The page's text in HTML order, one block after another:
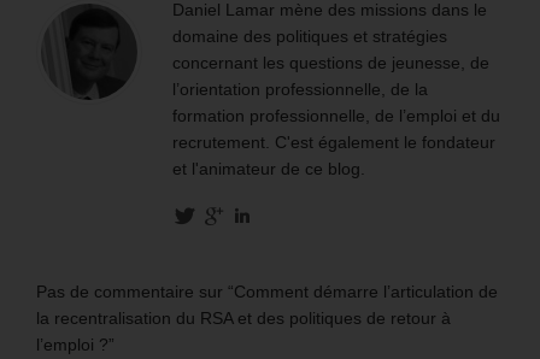
Daniel Lamar mène des missions dans le
domaine des politiques et stratégies
concernant les questions de jeunesse, de
l’orientation professionnelle, de la
formation professionnelle, de l’emploi et du
recrutement. C'est également le fondateur
et l'animateur de ce blog.
Pas de commentaire sur “Comment démarre l’articulation de
la recentralisation du RSA et des politiques de retour à
l’emploi ?”